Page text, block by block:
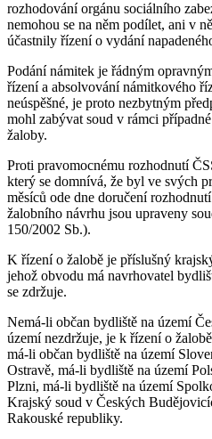
rozhodování orgánu sociálního
nemohou se na něm podílet, ani v
účastnily řízení o vydání
Podání námitek je řádným
řízení a absolvování námitkového
neúspěšné, je proto nezbytným
mohl zabývat soud v rámci
žaloby.
Proti pravomocnému rozhodnutí
který se domnívá, že byl ve svých
měsíců ode dne doručení
žalobního návrhu jsou upraveny
150/2002 Sb.).
K řízení o žalobě je příslušný
jehož obvodu má navrhovatel
se zdržuje.
Nemá-li občan bydliště na území
území nezdržuje, je k řízení o
má-li občan bydliště na území
Ostravě, má-li bydliště na území
Plzni, má-li bydliště na území
Krajský soud v Českých
Rakouské republiky.